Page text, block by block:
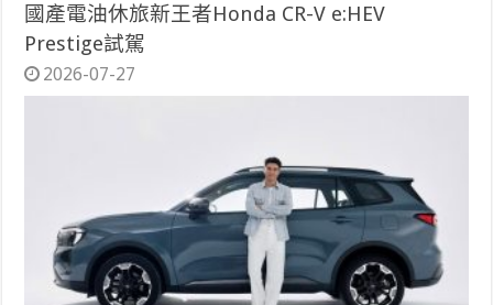
國產電油休旅新王者Honda CR-V e:HEV
Prestige試駕
2026-07-27